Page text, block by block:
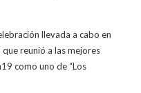
llevada a cabo en
reunió a las mejores
como uno de “Los